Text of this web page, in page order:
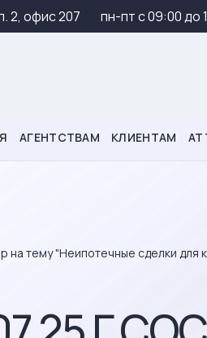
2, офис 207 пн-пт c 09:00 до
АГЕНТСТВАМ КЛИЕНТАМ
на тему "Неипотечные сделки